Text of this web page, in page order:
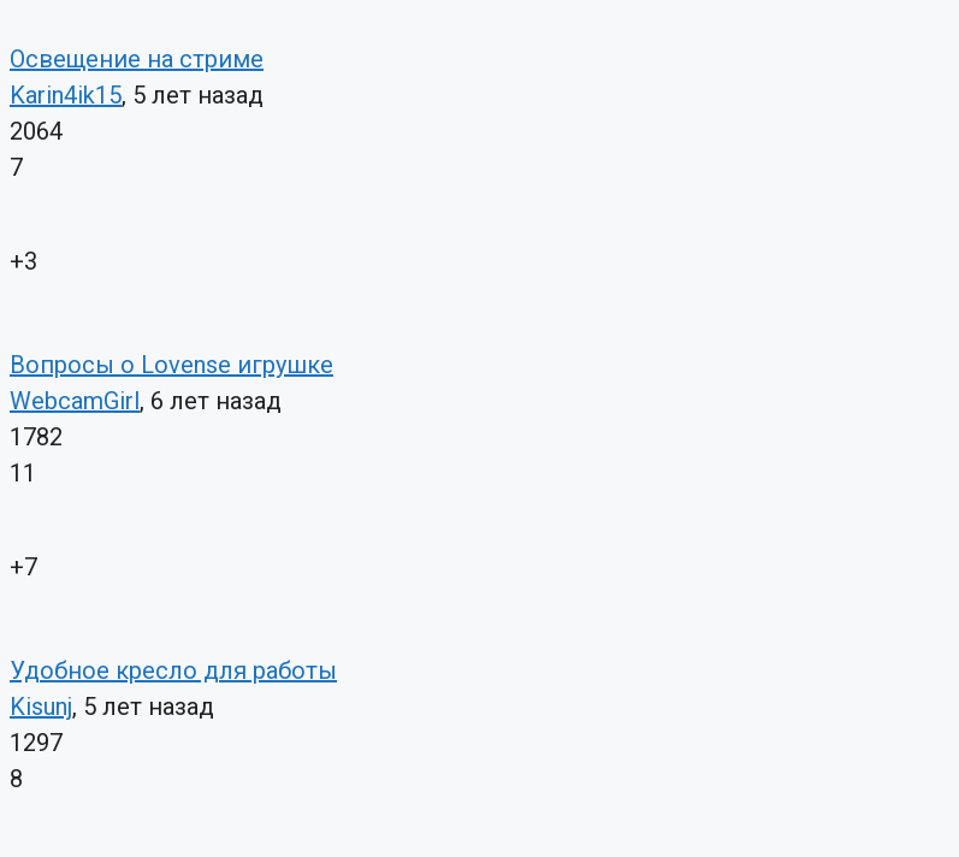
Освещение на стриме
Karin4ik15, 5 лет назад
2064
7
+3
Вопросы о Lovense игрушке
WebcamGirl, 6 лет назад
1782
11
+7
Удобное кресло для работы
Kisunj, 5 лет назад
1297
8